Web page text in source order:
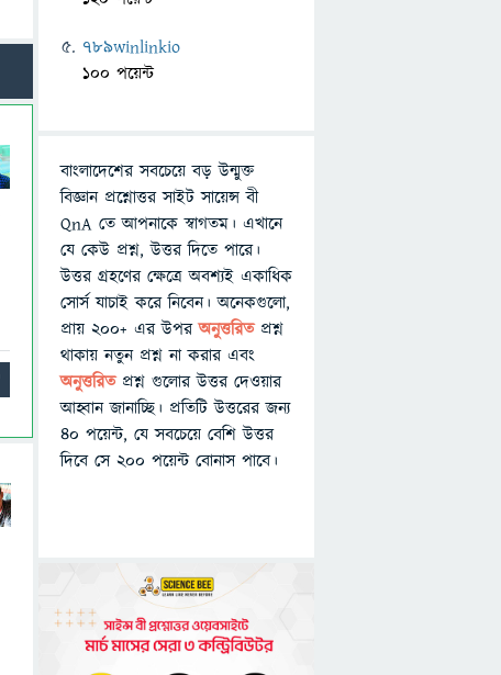
789winlinkio
100 পয়েন্ট
বাংলাদেশের সবচেয়ে বড় উন্মুক্ত
বিজ্ঞান প্রশ্নোত্তর সাইট সায়েন্স বী
QnA তে আপনাকে স্বাগতম। এখানে
যে কেউ প্রশ্ন, উত্তর দিতে পারে।
উত্তর গ্রহণের ক্ষেত্রে অবশ্যই একাধিক
সোর্স যাচাই করে নিবেন। অনেকগুলো,
প্রায় ২০০+ এর উপরঅনুত্তরিতপ্রশ্ন
থাকায় নতুন প্রশ্ন না করার এবং
অনুত্তরিত প্রশ্ন গুলোর উত্তর দেওয়ার
আহ্বান জানাচ্ছি। প্রতিটি উত্তরের জন্য
৪০ পয়েন্ট, যে সবচেয়ে বেশি উত্তর
দিবে সে ২০০ পয়েন্ট বোনাস পাবে।